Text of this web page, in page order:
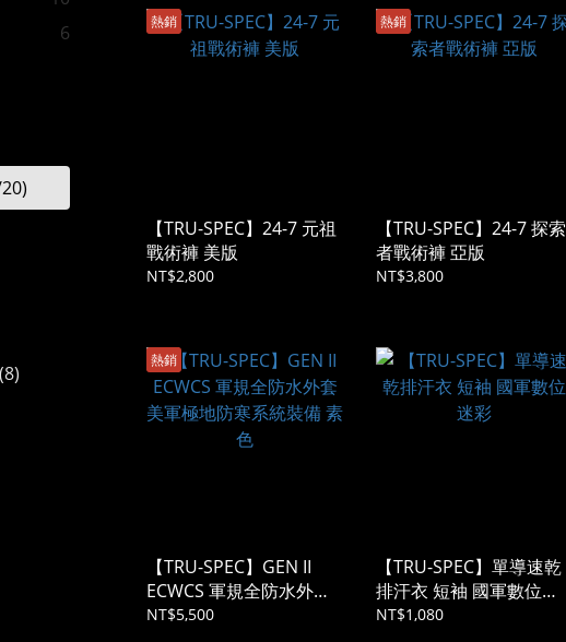
6 熱銷
【TRU-SPEC】24-7 元祖
戰術褲 美版
NT$2,800
熱銷
【TRU-SPEC】24-7 探索
者戰術褲 亞版
NT$3,800
熱銷
【TRU-SPEC】GEN II
ECWCS 軍規全防水外套
美軍極地防寒系統裝備 素
NT$5,500
【TRU-SPEC】單導速乾
排汗衣 短袖 國軍數位迷
彩
NT$1,080